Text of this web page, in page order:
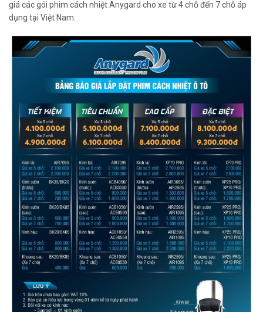
giá các gói phim cách nhiệt Anygard cho xe từ 4 chỗ đến 7 chỗ áp
dụng tại Việt Nam.